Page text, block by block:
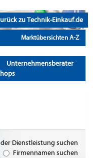
zu Technik-Einkauf.de
Marktübersichten A-Z
Unternehmensberater
Dienstleistung suchen
Firmennamen suchen